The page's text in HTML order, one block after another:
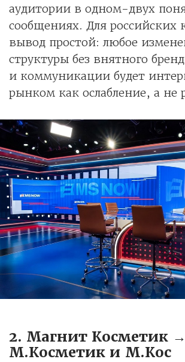
аудитории в одном-двух
сообщениях. Для российских
вывод простой: любое
структуры без внятного
и коммуникации будет
рынком как ослабление, а не
2. Магнит Косметик →
M.Косметик и M.Кос